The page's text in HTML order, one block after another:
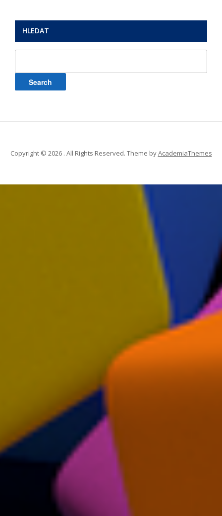
HLEDAT
Copyright © 2026 . All Rights Reserved. Theme byAcademiaThemes